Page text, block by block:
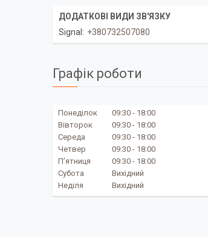
Signal +380732507080
Графік роботи
Понеділок 09:30
18:00
Вівторок
09:30
18:00
Середа
09:30
18:00
Четвер
09:30
18:00
Пʼятниця
09:30
18:00
Субота
Вихідний
Неділя
Вихідний